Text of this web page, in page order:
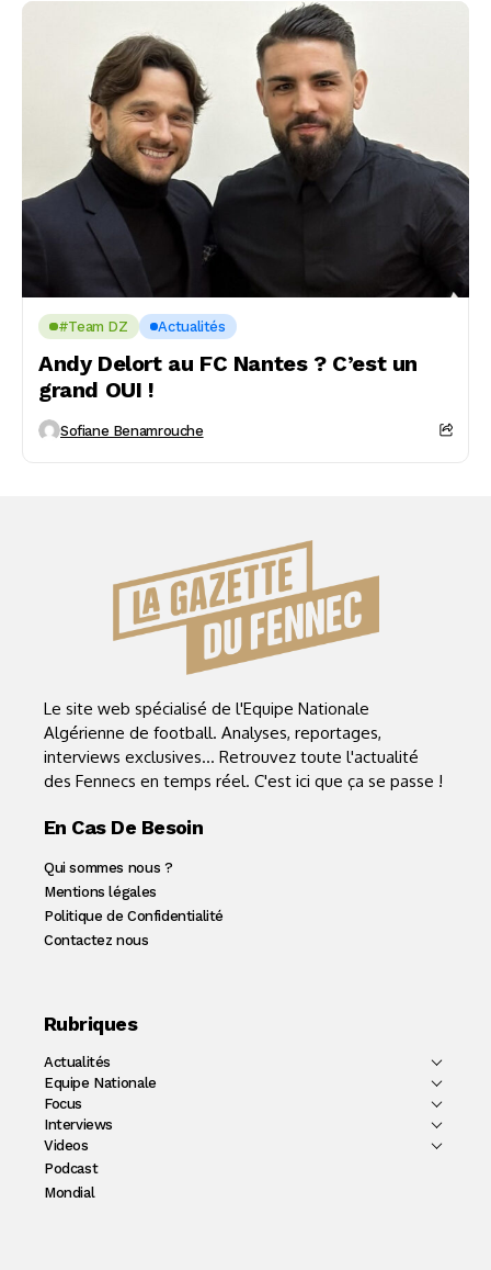
#Team DZ Actualités
Andy Delort au FC Nantes ? C’est un
grand OUI !
Sofiane Benamrouche
Le site web spécialisé de l'Equipe Nationale
Algérienne de football. Analyses, reportages,
interviews exclusives... Retrouvez toute l'actualité
des Fennecs en temps réel. C'est ici que ça se passe !
En Cas De Besoin
Qui sommes nous ?
Mentions légales
Politique de Confidentialité
Contactez nous
Rubriques
Actualités
Equipe Nationale
Focus
Interviews
Videos
Podcast
Mondial